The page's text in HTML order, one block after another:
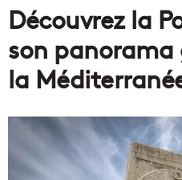
Découvrez la
son panorama
la